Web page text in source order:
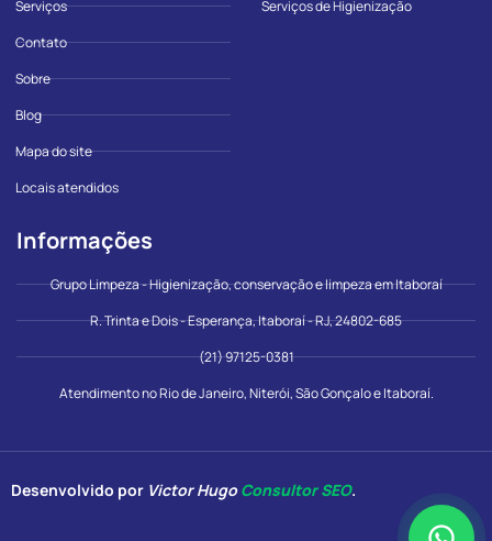
Serviços
Contato
Sobre
Blog
Mapa do site
Locais atendidos
Serviços de Higienização
Informações
Grupo Limpeza - Higienização, conservação e limpeza em Itaboraí
R. Trinta e Dois - Esperança, Itaboraí - RJ, 24802-685
(21) 97125-0381
Atendimento no Rio de Janeiro, Niterói, São Gonçalo e Itaboraí.
Desenvolvido por Victor HugoConsultor SEO.